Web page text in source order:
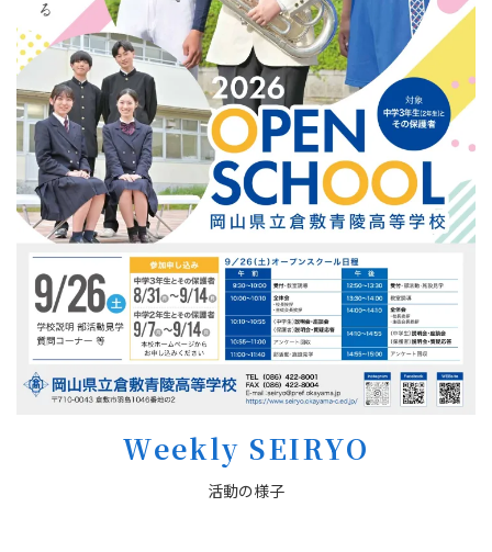
Weekly SEIRYO
活動の様子